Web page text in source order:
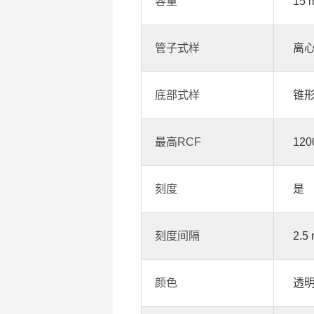
管子式样 离
底部式样 锥
最高RCF
刻度 是
刻度间隔 2.5
颜色 透